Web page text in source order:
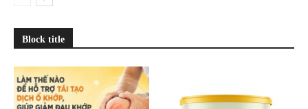
Block title